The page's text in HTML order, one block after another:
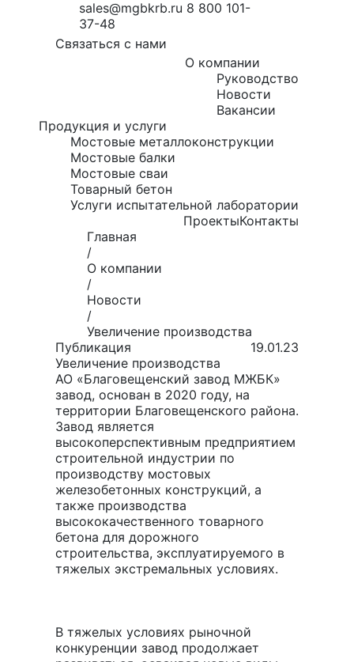
sales@mgbkrb.ru 8 800 101-
37-48
Связаться с нами
О компании
Руководство
Новости
Вакансии
Продукция и услуги
Мостовые металлоконструкции
Мостовые балки
Мостовые сваи
Товарный бетон
Услуги испытательной лаборатории
ПроектыКонтакты
Главная
/
О компании
/
Новости
/
Увеличение производства
Публикация
19.01.23
Увеличение производства
АО «Благовещенский завод МЖБК»
завод, основан в 2020 году, на
территории Благовещенского района.
Завод является
высокоперспективным предприятием
строительной индустрии по
производству мостовых
железобетонных конструкций, а
также производства
высококачественного товарного
бетона для дорожного
строительства, эксплуатируемого в
тяжелых экстремальных условиях.
В тяжелых условиях рыночной
конкуренции завод продолжает